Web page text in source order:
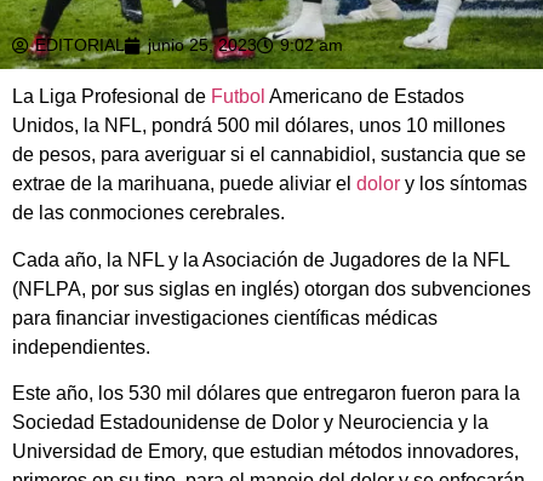
EDITORIAL junio 25, 2023 9:02 am
La Liga Profesional de Futbol Americano de Estados
Unidos, la NFL, pondrá 500 mil dólares, unos 10 millones
de pesos, para averiguar si el cannabidiol, sustancia que se
extrae de la marihuana, puede aliviar el dolor y los síntomas
de las conmociones cerebrales.
Cada año, la NFL y la Asociación de Jugadores de la NFL
(NFLPA, por sus siglas en inglés) otorgan dos subvenciones
para financiar investigaciones científicas médicas
independientes.
Este año, los 530 mil dólares que entregaron fueron para la
Sociedad Estadounidense de Dolor y Neurociencia y la
Universidad de Emory, que estudian métodos innovadores,